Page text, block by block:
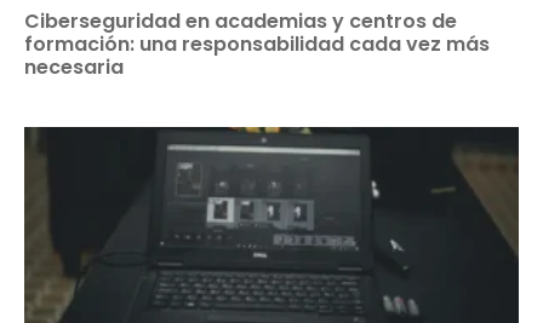
Ciberseguridad en academias y centros de
formación: una responsabilidad cada vez más
necesaria